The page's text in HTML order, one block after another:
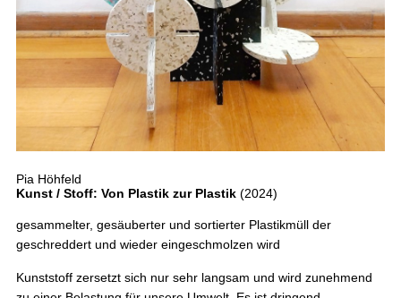
Pia Höhfeld
Kunst / Stoff: Von Plastik zur Plastik (2024)
geschreddert und wieder eingeschmolzen wird
Kunststoff zersetzt sich nur sehr langsam und wird zunehmend
zu einer Belastung für unsere Umwelt. Es ist dringend